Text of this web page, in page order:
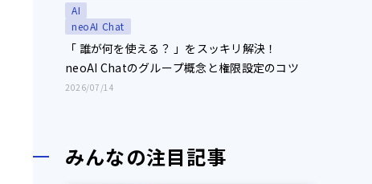
AI
neoAI Chat
「 誰が何を使える？ 」をスッキリ解決！
neoAI Chatのグループ概念と権限設定のコツ
2026/07/14
みんなの注目記事